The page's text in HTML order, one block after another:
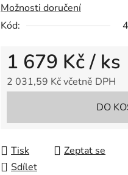
z
5
Možnosti doručení
Kód:
1 679 Kč/ ks
2 031,59 Kč včetně DPH
DO
Tisk Zeptat se
Sdílet